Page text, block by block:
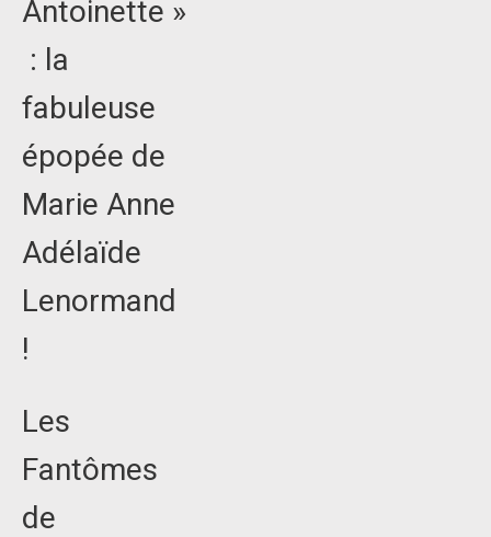
Antoinette »
: la
fabuleuse
épopée de
Marie Anne
Adélaïde
Lenormand
!
Les
Fantômes
de